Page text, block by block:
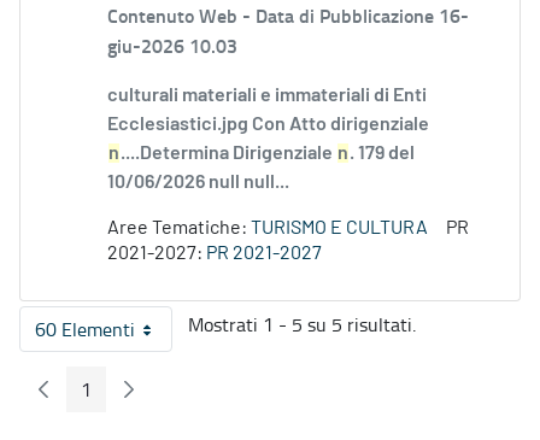
Contenuto Web - Data di Pubblicazione 16-
giu-2026 10.03
culturali materiali e immateriali di Enti
Ecclesiastici.jpg Con Atto dirigenziale
n....Determina Dirigenziale n. 179 del
10/06/2026 null null...
Aree Tematiche: TURISMO E CULTURA
PR
2021-2027: PR 2021-2027
60 ElementiPer pagina
Mostrati 1 - 5 su 5 risultati.
Pagina Precedente
Pagina
1 Pagina Seguente